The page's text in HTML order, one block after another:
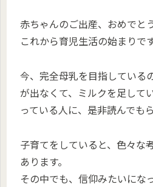
赤ちゃんのご出産、おめでと
これから育児生活の始まりで
今、完全母乳を目指している
が出なくて、ミルクを足して
っている人に、是非読んでも
子育てをしていると、色々な
あります。
その中でも、信仰みたいにな